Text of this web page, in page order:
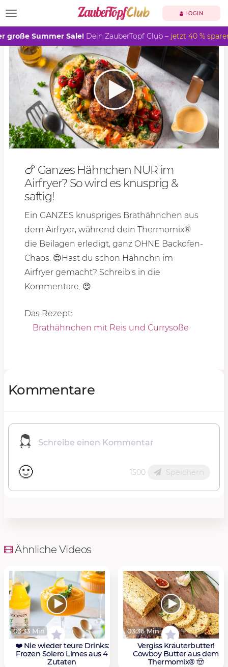
TOGGLE NAVIGATION LOGIN
große Summer Sale! Dein ZauberTopf Club – jetzt 40 %
🍗 Ganzes Hähnchen NUR im
Airfryer? So wird es knusprig &
saftig!
Ein GANZES knuspriges Brathähnchen aus
dem Airfryer, während dein Thermomix®
die Beilagen erledigt, ganz OHNE Backofen-
Chaos. 😍Hast du schon Hähnchn im
Airfryer gemacht? Schreib's in die
Kommentare. 😍
Das Rezept:
Brathähnchen mit Reis und Currysoße
Kommentare
🙂 1500 Speichern
Ähnliche Videos
03:33 Min
❤️ Nie wieder teure Drinks:
Frozen Solero Limes aus 4
Zutaten
03:36 Min
Vergiss Kräuterbutter!
Cowboy Butter aus dem
Thermomix® 🤠